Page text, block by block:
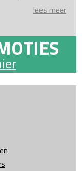
lees meer